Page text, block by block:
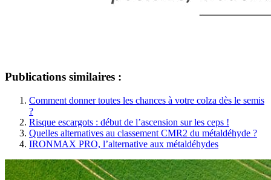
Publications similaires :
Comment donner toutes les chances à votre colza dès le semis
?
Risque escargots : début de l’ascension sur les ceps !
Quelles alternatives au classement CMR2 du métaldéhyde ?
IRONMAX PRO, l’alternative aux métaldéhydes